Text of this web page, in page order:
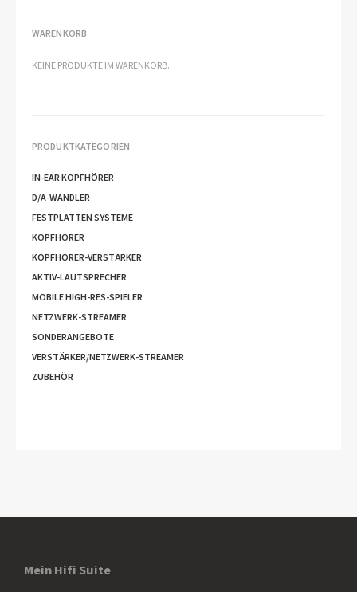
WARENKORB
KEINE PRODUKTE IM WARENKORB.
PRODUKTKATEGORIEN
IN-EAR KOPFHÖRER
D/A-WANDLER
FESTPLATTEN SYSTEME
KOPFHÖRER
KOPFHÖRER-VERSTÄRKER
AKTIV-LAUTSPRECHER
MOBILE HIGH-RES-SPIELER
NETZWERK-STREAMER
SONDERANGEBOTE
VERSTÄRKER/NETZWERK-STREAMER
ZUBEHÖR
Mein Hifi Suite